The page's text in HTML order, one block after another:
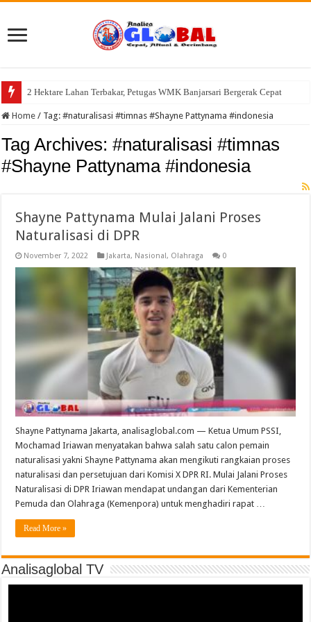
2 Hektare Lahan Terbakar, Petugas WMK Banjarsari Bergerak Cepat
Semarak HUT Kemerdekaan RI ke-81, Pemdes Cisayong Gelar Turnamen
Home / Tag:#naturalisasi #timnas #Shayne Pattynama #indonesia
Tag Archives:#naturalisasi #timnas
#Shayne Pattynama #indonesia
Shayne Pattynama Mulai Jalani Proses
Naturalisasi di DPR
November 7, 2022 Jakarta, Nasional, Olahraga 0
Shayne Pattynama Jakarta, analisaglobal.com — Ketua Umum PSSI,
Mochamad Iriawan menyatakan bahwa salah satu calon pemain
naturalisasi yakni Shayne Pattynama akan mengikuti rangkaian proses
naturalisasi dan persetujuan dari Komisi X DPR RI. Mulai Jalani Proses
Naturalisasi di DPR Iriawan mendapat undangan dari Kementerian
Pemuda dan Olahraga (Kemenpora) untuk menghadiri rapat …
Read More »
Analisaglobal TV